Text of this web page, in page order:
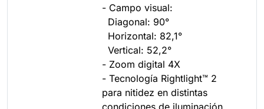
- Campo visual:
Diagonal: 90°
Horizontal: 82,1°
Vertical: 52,2°
- Zoom digital 4X
- Tecnología Rightlight™ 2
para nitidez en distintas
condiciones de iluminación,